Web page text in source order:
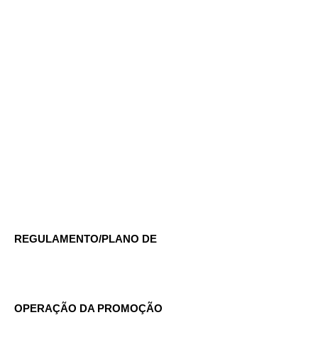
REGULAMENTO/PLANO DE
OPERAÇÃO DA PROMOÇÃO